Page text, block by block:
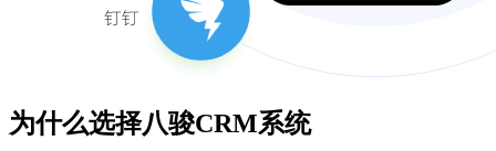
为什么选择八骏CRM系统